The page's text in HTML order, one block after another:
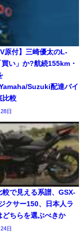
原付】三崎優太のL-
い」か?航続155km・
Suzuki配達バイ
比較
日
較で見える系譜、GSX-
クサー150、日本人ラ
どちらを選ぶべきか
日